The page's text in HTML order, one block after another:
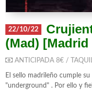
22/10/22
(Mad) [Madrid
ANTICIPADA 8€ /
El sello madrileño cumple
"underground" . Por ello y